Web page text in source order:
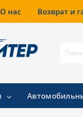
О нас Возврат и